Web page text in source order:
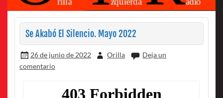
Se Akabó El Silencio. Mayo 2022
26 de junio de 2022 Orilla
Deja un
comentario